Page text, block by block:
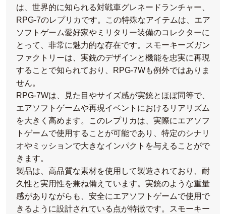
は、世界的に知られる対戦車グレネードランチャー、
RPG-7のレプリカです。この特殊なアイテムは、エア
ソフトゲーム愛好家やミリタリー装備のコレクターに
とって、非常に魅力的な存在です。スモーキーズガン
ファクトリーは、実銃のデザインと機能を忠実に再現
することで知られており、RPG-7Wも例外ではありま
せん。
RPG-7Wは、見た目やサイズ感が実銃とほぼ同等で、
エアソフトゲームや再現イベントにおけるリアリズム
を大きく高めます。このレプリカは、実際にエアソフ
トゲームで使用することが可能であり、特定のシナリ
オやミッションで大きなインパクトを与えることがで
きます。
製品は、高品質な素材を使用して製造されており、耐
久性と実用性を兼ね備えています。実銃のような重量
感がありながらも、安全にエアソフトゲームで使用で
きるように設計されている点が特徴です。スモーキー